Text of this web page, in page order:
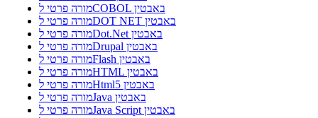
מורה פרטי לCOBOL באבטין
מורה פרטי לDOT NET באבטין
מורה פרטי לDot.Net באבטין
מורה פרטי לDrupal באבטין
מורה פרטי לFlash באבטין
מורה פרטי לHTML באבטין
מורה פרטי לHtml5 באבטין
מורה פרטי לJava באבטין
מורה פרטי לJava Script באבטין